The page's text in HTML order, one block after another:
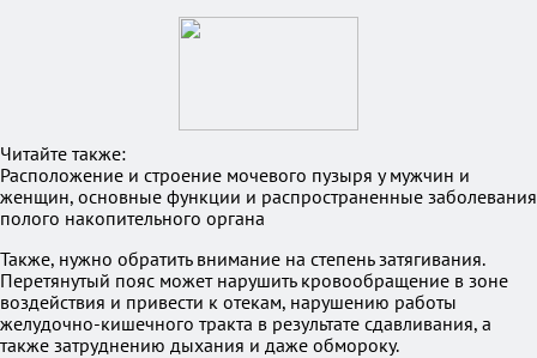
Читайте также:
Расположение и строение мочевого пузыря у мужчин и
женщин, основные функции и распространенные заболевания
полого накопительного органа
Также, нужно обратить внимание на степень затягивания.
Перетянутый пояс может нарушить кровообращение в зоне
воздействия и привести к отекам, нарушению работы
желудочно-кишечного тракта в результате сдавливания, а
также затруднению дыхания и даже обмороку.